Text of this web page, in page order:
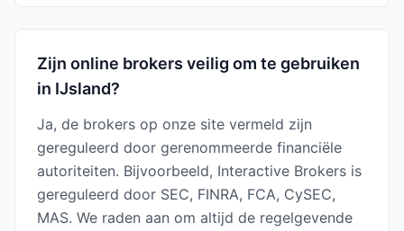
Zijn online brokers veilig om te gebruiken
in IJsland?
Ja, de brokers op onze site vermeld zijn
gereguleerd door gerenommeerde financiële
autoriteiten. Bijvoorbeeld, Interactive Brokers is
gereguleerd door SEC, FINRA, FCA, CySEC,
MAS. We raden aan om altijd de regelgevende